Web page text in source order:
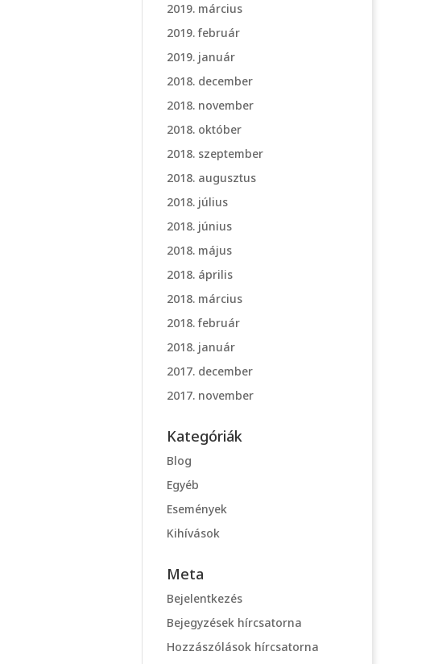
2019. március
2019. február
2019. január
2018. december
2018. november
2018. október
2018. szeptember
2018. augusztus
2018. július
2018. június
2018. május
2018. április
2018. március
2018. február
2018. január
2017. december
2017. november
Kategóriák
Blog
Egyéb
Események
Kihívások
Meta
Bejelentkezés
Bejegyzések hírcsatorna
Hozzászólások hírcsatorna